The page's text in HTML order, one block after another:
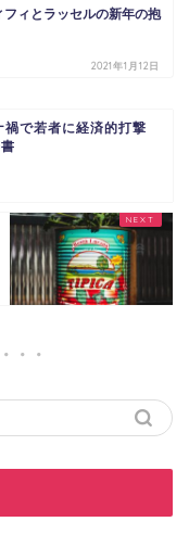
ィとラッセルの新年の抱
2021年1月12日
禍で若者に経済的打撃